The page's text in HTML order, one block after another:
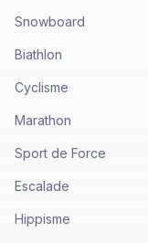
Snowboard
Biathlon
Cyclisme
Marathon
Sport de Force
Escalade
Hippisme